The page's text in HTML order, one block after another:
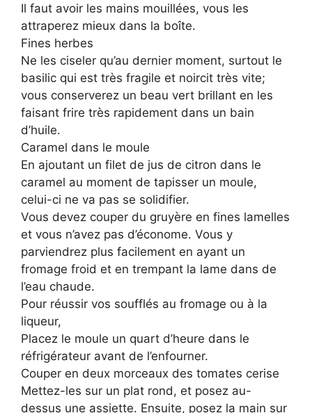
Il faut avoir les mains mouillées, vous les
attraperez mieux dans la boîte.
Fines herbes
Ne les ciseler qu’au dernier moment, surtout le
basilic qui est très fragile et noircit très vite;
vous conserverez un beau vert brillant en les
faisant frire très rapidement dans un bain
d’huile.
Caramel dans le moule
En ajoutant un filet de jus de citron dans le
caramel au moment de tapisser un moule,
celui-ci ne va pas se solidifier.
Vous devez couper du gruyère en fines lamelles
et vous n’avez pas d’économe. Vous y
parviendrez plus facilement en ayant un
fromage froid et en trempant la lame dans de
l’eau chaude.
Pour réussir vos soufflés au fromage ou à la
liqueur,
Placez le moule un quart d’heure dans le
réfrigérateur avant de l’enfourner.
Couper en deux morceaux des tomates cerise
Mettez-les sur un plat rond, et posez au-
dessus une assiette. Ensuite, posez la main sur